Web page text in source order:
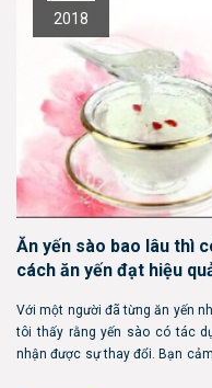
2018
Ăn yến sào bao lâu thì
cách ăn yến đạt hiệu
Với một người đã từng ăn yến
tôi thấy rằng yến sào có tác
nhận được sự thay đổi. Bạn